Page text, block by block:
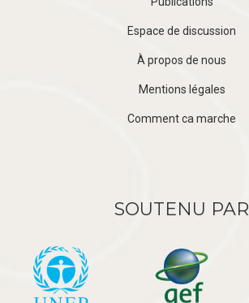
Espace de discussion
À propos de nous
Mentions légales
Comment ca marche
SOUTENU PAR